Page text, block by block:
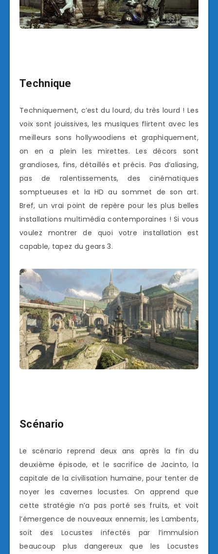
Technique
Techniquement, c’est du lourd, du très lourd ! Les
voix sont jouissives, les musiques flirtent avec les
meilleurs sons hollywoodiens et graphiquement,
on en a plein les mirettes. Les décors sont
grandioses, fins, détaillés et précis. Pas d’aliasing,
pas de ralentissements, des cinématiques
somptueuses et la HD au sommet de son art.
Bref, un vrai point de repère pour les plus belles
installations multimédia contemporaines ! Si vous
voulez montrer de quoi votre installation est
capable, tapez du gears 3.
Scénario
Le scénario reprend deux ans après la fin du
deuxième épisode, et le sacrifice de Jacinto, la
capitale de la civilisation humaine, pour tenter de
noyer les cavernes locustes. On apprend que
cette stratégie n’a pas porté ses fruits, et voit
l’émergence de nouveaux ennemis, les Lambents,
soit des Locustes infectés par l’immulsion
beaucoup plus dangereux que les Locustes